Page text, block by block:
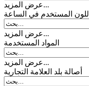
عرض المزيد...
اللون المستخدم في الساعة
عرض المزيد...
المواد المستخدمة
عرض المزيد...
أصالة بلد العلامة التجارية